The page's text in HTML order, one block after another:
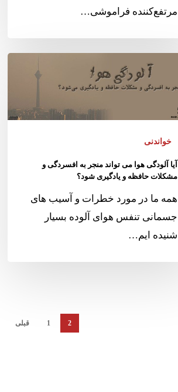
مرتفع‌کننده فراموشی…
خواندنی
آیا آلودگی هوا می تواند منجر به افسردگی و
مشکلات حافظه و یادگیری شود؟
همه ما در مورد خطرات و آسیب های
جسمانی تنفس هوای آلوده بسیار
شنیده ایم…
قبلی 1 2